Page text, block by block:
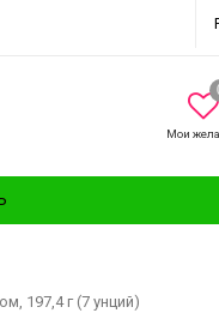
Мои
197,4 г (7 унций)